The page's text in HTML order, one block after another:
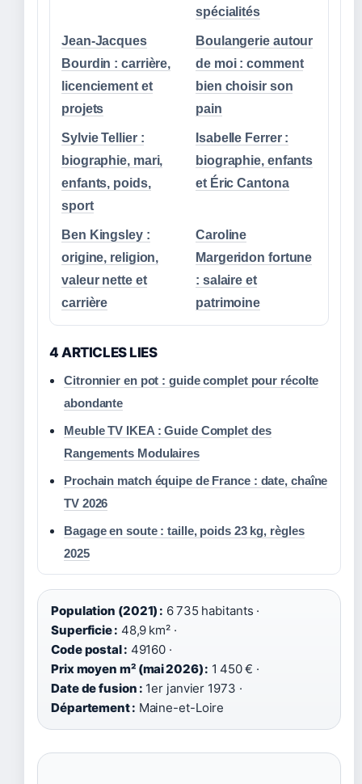
spécialités
Jean-Jacques
Bourdin : carrière,
licenciement et
projets
Boulangerie autour
de moi : comment
bien choisir son
pain
Sylvie Tellier :
biographie, mari,
enfants, poids,
sport
Isabelle Ferrer :
biographie, enfants
et Éric Cantona
Ben Kingsley :
origine, religion,
valeur nette et
carrière
Caroline
Margeridon fortune
: salaire et
patrimoine
4 ARTICLES LIES
Citronnier en pot : guide complet pour récolte
abondante
Meuble TV IKEA : Guide Complet des
Rangements Modulaires
Prochain match équipe de France : date, chaîne
TV 2026
Bagage en soute : taille, poids 23 kg, règles
2025
Population (2021) : 6 735 habitants ·
Superficie : 48,9 km² ·
Code postal : 49160 ·
Prix moyen m² (mai 2026) : 1 450 € ·
Date de fusion : 1er janvier 1973 ·
Département : Maine-et-Loire